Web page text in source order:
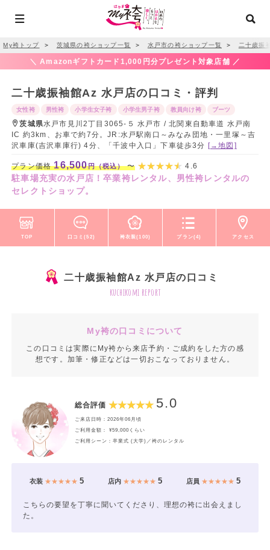
My袴トップ ＞ 茨城県の袴ショップ一覧 ＞ 水戸市の袴ショップ一覧 ＞ 二十歳振
＼ Amazonギフトカード1,000円分プレゼント対象店舗 ／
二十歳振袖館Az 水戸店の口コミ・評判
女性袴 男性袴 小学生女子袴 小学生男子袴 教員向け袴 ブーツ
茨城県水戸市見川2丁目3065-５ 水戸市 / 北関東自動車道 水戸南
IC 約3km、お車で約7分。JR:水戸駅南口～みなみ団地・一里塚～吉
沢車庫(吉沢車庫行) 4分、「千波中入口」下車徒歩3分 [→地図]
プラン価格16,500円（税込）〜 4.6
駐車場充実の水戸店！卒業袴レンタル、男性袴レンタルの
セレクトショップ。
TOP 口コミ(52) 袴衣装(100) プラン(4) アクセス
二十歳振袖館Az 水戸店の口コミ
kuchikomi report
My袴の口コミについて
この口コミは実際にMy袴から来店予約・ご成約をした方の感
想です。加筆・修正などは一切おこなっておりません。
総合評価 5.0
ご来店日時：2026年06月頃
ご利用金額： ¥59,000くらい
ご利用シーン：卒業式 (大学)／袴のレンタル
衣装★★★★★ 5 店内★★★★★ 5 店員 ★★★★★5
こちらの要望を丁寧に聞いてくださり、理想の袴に出会えまし
た。